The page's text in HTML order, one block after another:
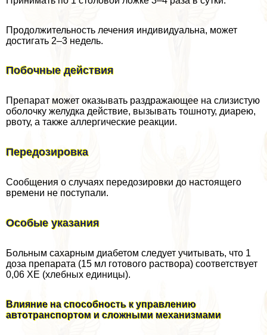
Продолжительность лечения индивидуальна, может
достигать 2–3 недель.
Побочные действия
Препарат может оказывать раздражающее на слизистую
оболочку желудка действие, вызывать тошноту, диарею,
рвоту, а также аллергические реакции.
Передозировка
Сообщения о случаях передозировки до настоящего
времени не поступали.
Особые указания
Больным сахарным диабетом следует учитывать, что 1
доза препарата (15 мл готового раствора) соответствует
0,06 ХЕ (хлебных единицы).
Влияние на способность к управлению
автотрaнcпортом и сложными механизмами